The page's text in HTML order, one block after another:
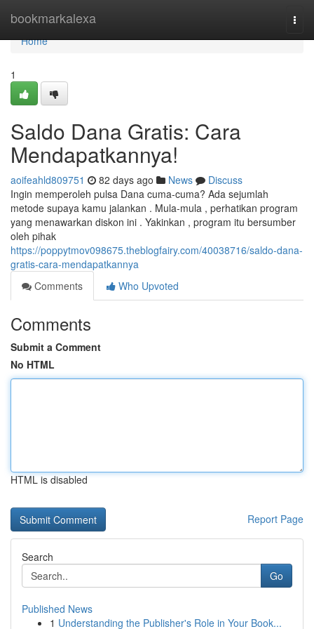
bookmarkalexa
Home
Home
1
Saldo Dana Gratis: Cara
Mendapatkannya!
aoifeahld809751 82 days ago News
Discuss
Ingin memperoleh pulsa Dana cuma-cuma? Ada sejumlah
metode supaya kamu jalankan . Mula-mula , perhatikan program
yang menawarkan diskon ini . Yakinkan , program itu bersumber
oleh pihak
https://poppytmov098675.theblogfairy.com/40038716/saldo-dana-
gratis-cara-mendapatkannya
Comments
Who Upvoted
Comments
Submit a Comment
No HTML
HTML is disabled
Report Page
Search
Go
Published News
1 Understanding the Publisher's Role in Your Book...